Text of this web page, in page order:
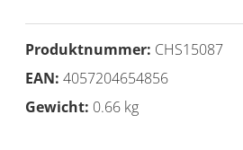
Produktnummer: CHS15087
EAN: 4057204654856
Gewicht: 0.66 kg